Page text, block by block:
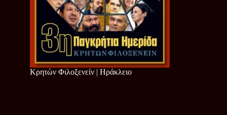
Κρητών Φιλοξενείν | Ηράκλειο